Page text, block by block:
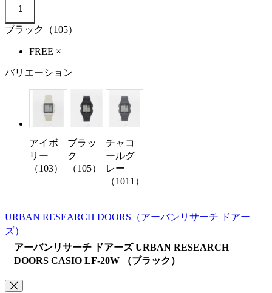
1
ブラック（105）
FREE ×
バリエーション
アイボ
リー
（103）
ブラッ
ク
（105）
チャコ
ールグ
レー
（1011）
URBAN RESEARCH DOORS （アーバンリサーチ ドアー
ズ）
アーバンリサーチ ドアーズ URBAN RESEARCH
DOORS CASIO LF-20W （ブラック）